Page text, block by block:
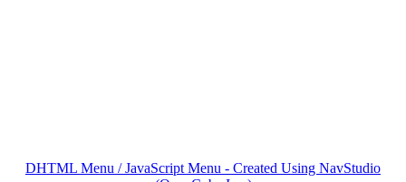
DHTML Menu / JavaScript Menu - Created Using NavStudio